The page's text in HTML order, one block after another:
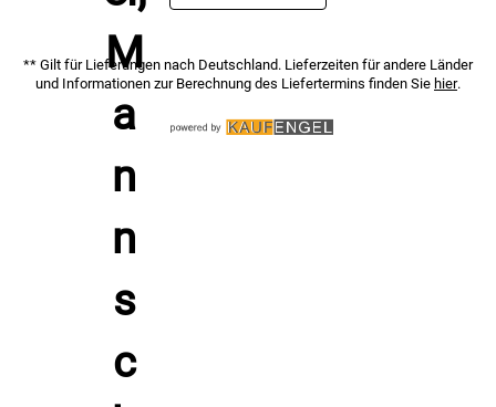
** Gilt für Lieferungen nach Deutschland. Lieferzeiten für andere Länder
und Informationen zur Berechnung des Liefertermins finden Sie hier.